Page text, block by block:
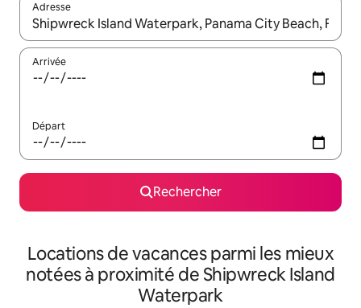
Adresse
Lorsque les résultats s'affichent, utilisez les flèches vers le
Arrivée
Départ
Rechercher
Locations de vacances parmi les mieux
notées à proximité de Shipwreck Island
Waterpark